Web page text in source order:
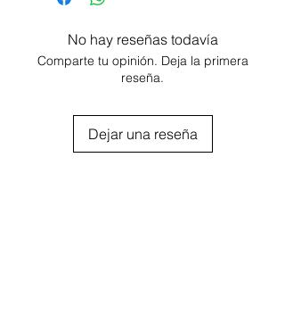
No hay reseñas todavía
Comparte tu opinión. Deja la primera
reseña.
Dejar una reseña